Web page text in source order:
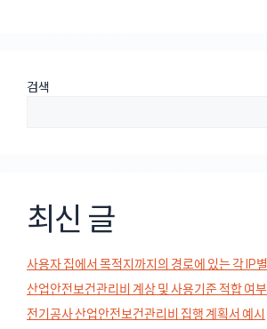
검색
최신 글
사용자 집에서 목적지까지의 경로에 있는 각
산업안전보건관리비 계상 및 사용기준 적합
전기공사 산업안전보건관리비 집행 계획서 예시